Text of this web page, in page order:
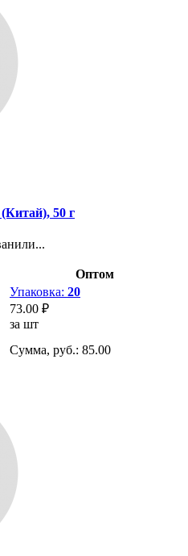
50 г
Оптом
Упаковка: 20
73.00 ₽
за шт
Сумма, руб.: 85.00